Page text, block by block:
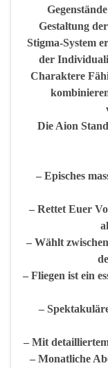
Gestaltung
Stigma-System
der
Charaktere
Die Aion
– Episches
– Rettet Euer
– Wählt
– Fliegen ist ein
–
– Mit
– Monatliche